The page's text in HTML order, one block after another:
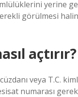
yerine
görülmesi
açtırır?
veya T.C.
numarası